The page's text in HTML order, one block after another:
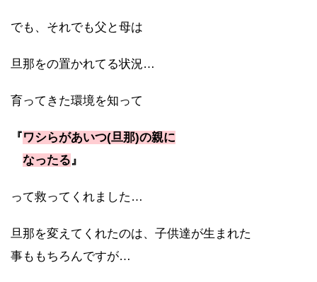
でも、それでも父と母は
旦那をの置かれてる状況…
育ってきた環境を知って
『ワシらがあいつ(旦那)の親に
なったる』
って救ってくれました…
旦那を変えてくれたのは、子供達が生まれた
事ももちろんですが…